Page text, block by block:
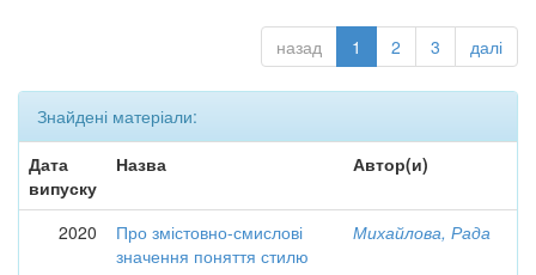
назад 1 2 3 далі
Знайдені матеріали:
Дата
випуску
Назва Автор(и)
2020
Про змістовно-смислові
значення поняття стилю
Михайлова, Рада